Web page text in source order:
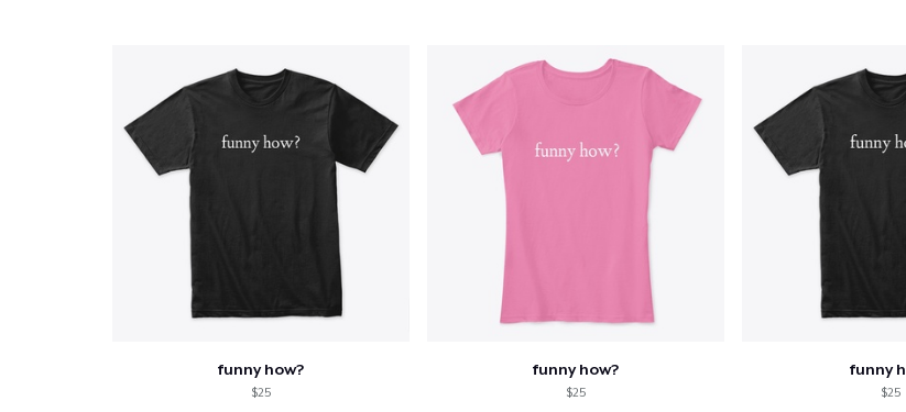
funny how?
$25
funny how?
$25
funny
$25